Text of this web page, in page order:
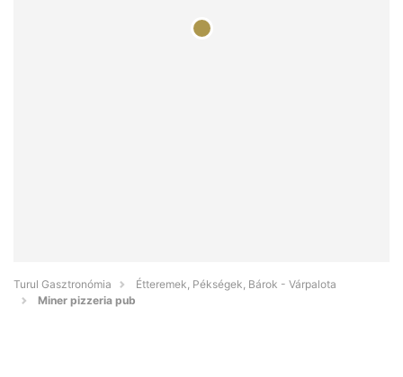
Turul Gasztronómia
Étteremek, Pékségek, Bárok - Várpalota
Miner pizzeria pub